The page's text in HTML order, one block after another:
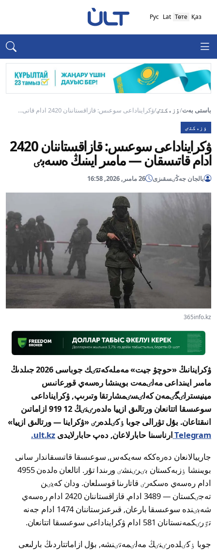
Қаз
Төте
Lat
Рус
باستى بەت/ٶزەكتٸ/ۋكرايناداعى سوعىس: قازاقستاننان 2420 ادام قاتى...
ٶزەكتٸ
ۋكرايناداعى سوعىس: قازاقستاننان 2420
ادام قاتىسقان — مامىر ايىنىڭ ەسەبٸ
بالجان جەڭٸسقىزى 26 مامىر, 2026, 16:58
365info.kz
ۋكراينانىڭ «حوچۋ جيت» مەملەكەتتٸك جوباسى 2026 جىلدىڭ
مامىر ايىنداعى مەلٸمەت بويىنشا رەسەي قورعانىس
مينيسترلٸگٸمەن كەلٸسٸمشارتقا وتىرىپ, ۋكرايناداعى
سوعىسقا اتتانعان ورتالىق ازييا ەلدەرٸنٸڭ 12 919 ازاماتىن
انىقتاعان. بۇل تۋرالى جوبا ٶكٸلدەرٸ «ۋكراينا — ورتالىق ازييا»
Telegramارناسىنا حابارلاعان, دەپ حابارلايدى ult.kz.
جارييالانعان دەرەككە سەيكەس, سوعىسقا قاتىسقاندار سانى
بويىنشا ٶزبەكستان بٸرٸنشٸ ورىندا تۇر. اتالعان ەلدەن 4955
ادام رەسەي ەسكەرٸ قاتارىنا قوسىلعان. ودان كەيٸن
تەجٸكستان — 3489 ادام, قازاقستاننان 2420 ادام رەسەي
شەبٸندە سوعىسقا بارعان, قىرعىزستاننان 1474 ادام جەنە
تٷرٸكمەنستانان 581 ادام ۋكرايناداعى سوعىسقا اتتانعان.
جوبا ٶكٸلدەرٸنٸڭ مەلٸمەتٸنشە, بۇل ازاماتتاردىڭ بارلىعى